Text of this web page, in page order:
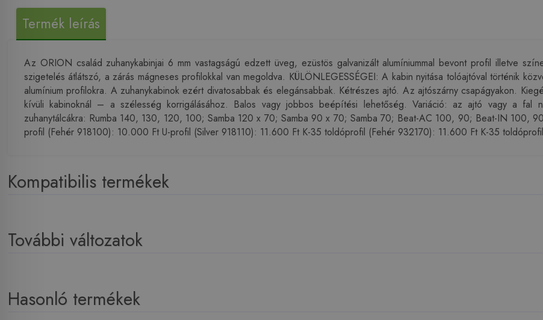
Termék leírás
Az ORION család zuhanykabinjai 6 mm vastagságú edzett üveg, ezüstös galvanizált alumíniummal bevont profil illetve
szigetelés átlátszó, a zárás mágneses profilokkal van megoldva. KÜLÖNLEGESSÉGEI: A kabin nyitása tolóajtóval történik
alumínium profilokra. A zuhanykabinok ezért divatosabbak és elegánsabbak. Kétrészes ajtó. Az ajtószárny csapágyakon.
kívüli kabinoknál – a szélesség korrigálásához. Balos vagy jobbos beépítési lehetőség. Variáció: az ajtó vagy a fal
zuhanytálcákra: Rumba 140, 130, 120, 100; Samba 120 x 70; Samba 90 x 70; Samba 70; Beat-AC 100, 90; Beat-IN 100,
profil (Fehér 918100): 10.000 Ft U-profil (Silver 918110): 11.600 Ft K-35 toldóprofil (Fehér 932170): 11.600 Ft K-35
Kompatibilis termékek
További változatok
Hasonló termékek